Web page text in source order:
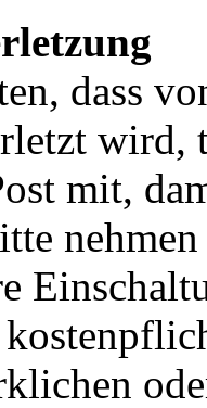
dass
wird,
mit,